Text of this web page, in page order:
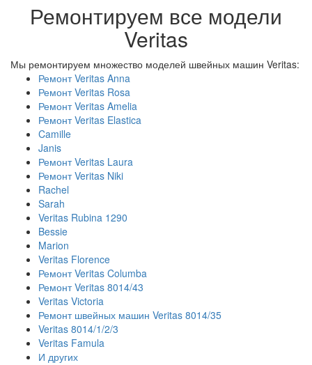
Ремонтируем все модели
Veritas
Мы ремонтируем множество моделей швейных машин Veritas:
Ремонт Veritas Anna
Ремонт Veritas Rosa
Ремонт Veritas Amelia
Ремонт Veritas Elastica
Camille
Janis
Ремонт Veritas Laura
Ремонт Veritas Niki
Rachel
Sarah
Veritas Rubina 1290
Bessie
Marion
Veritas Florence
Ремонт Veritas Columba
Ремонт Veritas 8014/43
Veritas Victoria
Ремонт швейных машин Veritas 8014/35
Veritas 8014/1/2/3
Veritas Famula
И других